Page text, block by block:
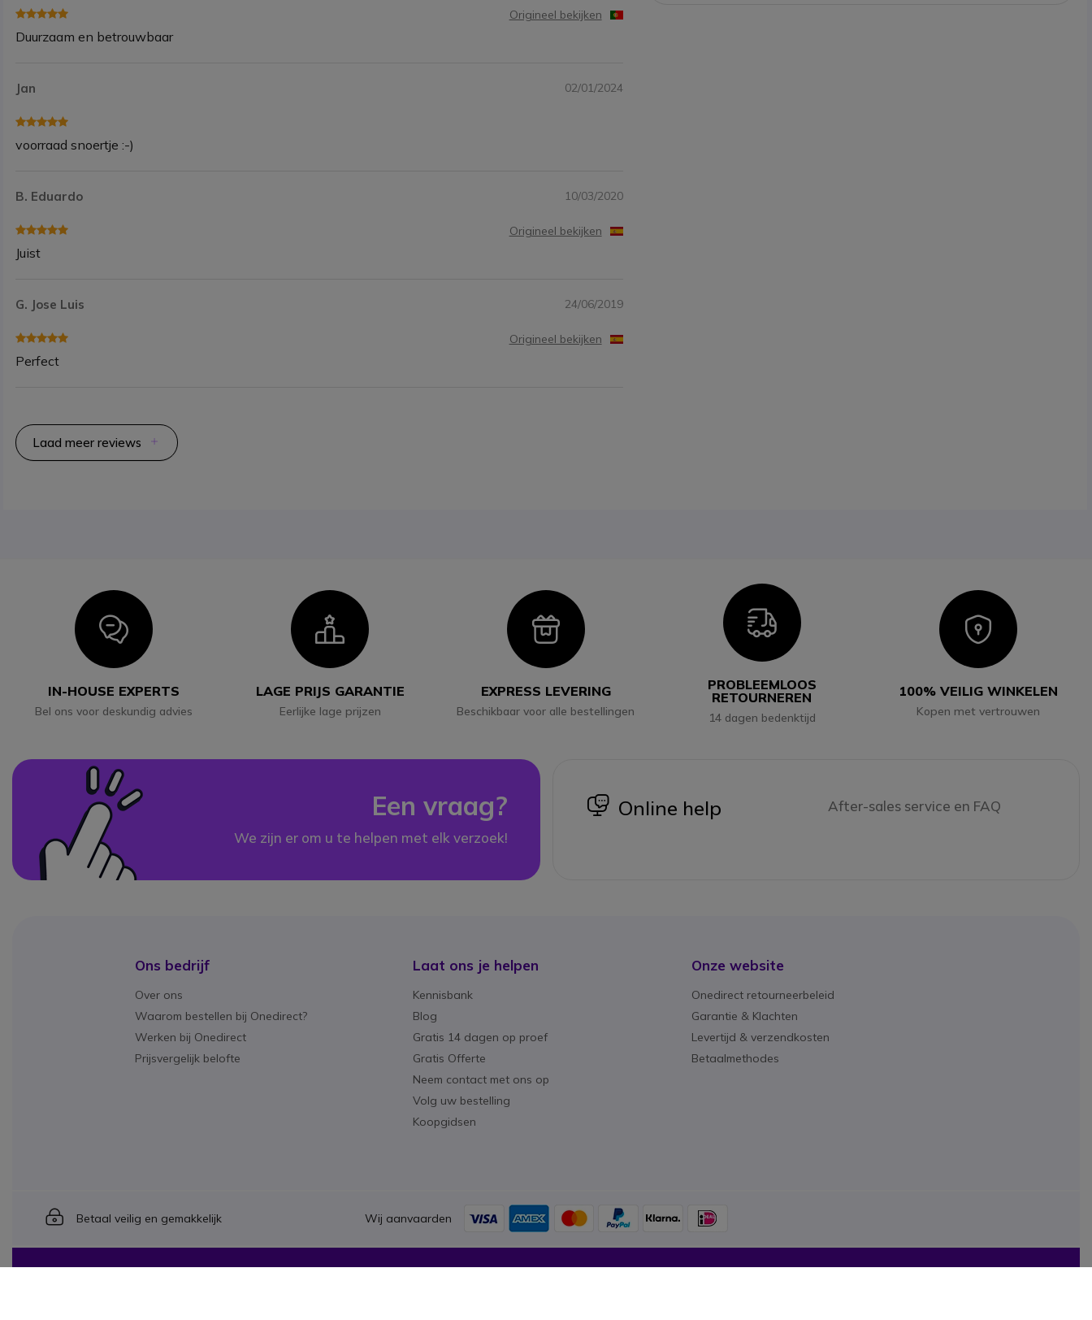
Duurzaam en betrouwbaar
Origineel bekijken
Jan 02/01/2024
voorraad snoertje :-)
B. Eduardo 10/03/2020
Juist
Origineel bekijken
G. Jose Luis 24/06/2019
Perfect
Origineel bekijken
Laad meer reviews
Icon
IN-HOUSE EXPERTS
Bel ons voor deskundig advies
Icon
LAGE PRIJS GARANTIE
Eerlijke lage prijzen
Icon
EXPRESS LEVERING
Beschikbaar voor alle bestellingen
Icon
PROBLEEMLOOS
RETOURNEREN
14 dagen bedenktijd
Icon
100% VEILIG WINKELEN
Kopen met vertrouwen
Een vraag?
We zijn er om u te helpen met elk verzoek!
icon
Online help After-sales service en FAQ
Ons bedrijf
Over ons
Waarom bestellen bij Onedirect?
Werken bij Onedirect
Prijsvergelijk belofte
Laat ons je helpen
Kennisbank
Blog
Gratis 14 dagen op proef
Gratis Offerte
Neem contact met ons op
Volg uw bestelling
Koopgidsen
Onze website
Onedirect retourneerbeleid
Garantie & Klachten
Levertijd & verzendkosten
Betaalmethodes
Icon
Betaal veilig en gemakkelijk Wij aanvaarden